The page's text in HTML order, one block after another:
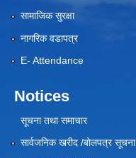
सामाजिक सुरक्षा
नागरिक वडापत्र
E- Attendance
Notices
सूचना तथा समाचार
सार्वजनिक खरीद /बोलपत्र सूचना